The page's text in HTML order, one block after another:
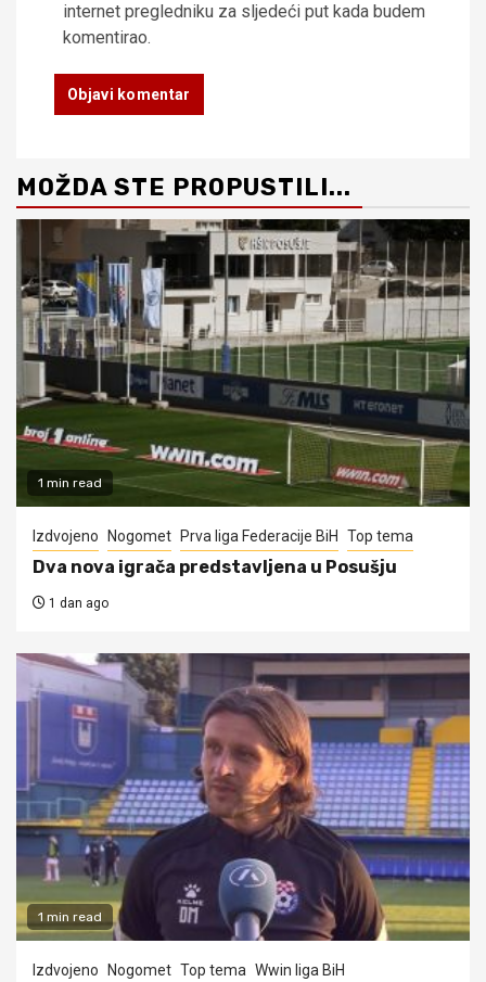
internet pregledniku za sljedeći put kada budem
komentirao.
MOŽDA STE PROPUSTILI...
1 min read
Izdvojeno Nogomet Prva liga Federacije BiH Top tema
Dva nova igrača predstavljena u Posušju
1 dan ago
1 min read
Izdvojeno Nogomet Top tema Wwin liga BiH